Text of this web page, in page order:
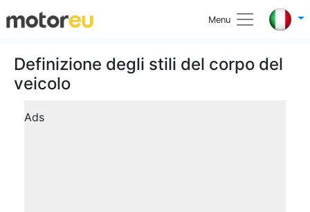
Menu
Definizione degli stili del corpo del
veicolo
Ads